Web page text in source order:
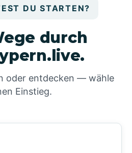
DU STARTEN?
durch
oder entdecken — wähle
Einstieg.